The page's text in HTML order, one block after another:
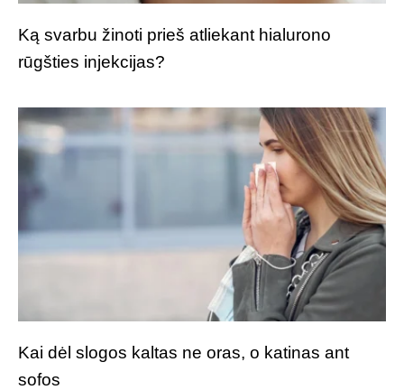
Ką svarbu žinoti prieš atliekant hialurono
rūgšties injekcijas?
Kai dėl slogos kaltas ne oras, o katinas ant
sofos